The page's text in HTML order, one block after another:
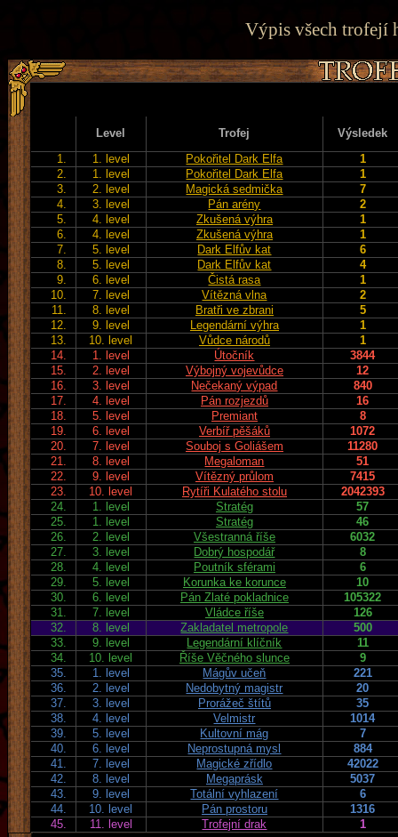
Výpis všech trofejí
Level Trofej
Výsledek
1.
1. level Pokořitel Dark Elfa
1
2.
1. level Pokořitel Dark Elfa
1
3.
2. level Magická sedmička
7
4.
3. level Pán arény
2
5.
4. level Zkušená výhra
1
6.
4. level Zkušená výhra
1
7.
5. level Dark Elfův kat
6
8.
5. level Dark Elfův kat
4
9.
6. level Čistá rasa
1
10.
7. level Vítězná vlna
2
11.
8. level Bratři ve zbrani
5
12.
9. level Legendární výhra
1
13.
10. level Vůdce národů
1
14.
1. level Útočník
3844
15.
2. level Výbojný vojevůdce
12
16.
3. level Nečekaný výpad
840
17.
4. level Pán rozjezdů
16
18.
5. level Premiant
8
19.
6. level Verbíř pěšáků
1072
20.
7. level Souboj s Goliášem
11280
21.
8. level Megaloman
51
22.
9. level Vítězný průlom
7415
23.
10. level Rytíři Kulatého stolu
2042393
24.
1. level Stratég
57
25.
1. level Stratég
46
26.
2. level Všestranná říše
6032
27.
3. level Dobrý hospodář
8
28.
4. level Poutník sférami
6
29.
5. level Korunka ke korunce
10
30.
6. level Pán Zlaté pokladnice
105322
31.
7. level Vládce říše
126
32.
8. level Zakladatel metropole
500
33.
9. level Legendární klíčník
11
34.
10. level Říše Věčného slunce
9
35.
1. level Mágův učeň
221
36.
2. level Nedobytný magistr
20
37.
3. level Prorážeč štítů
35
38.
4. level Velmistr
1014
39.
5. level Kultovní mág
7
40.
6. level Neprostupná mysl
884
41.
7. level Magické zřídlo
42022
42.
8. level Megaprásk
5037
43.
9. level Totální vyhlazení
6
44.
10. level Pán prostoru
1316
45.
11. level Trofejní drak 1